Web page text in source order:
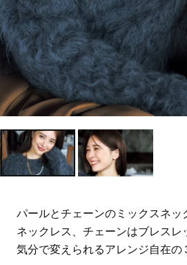
パールとチェーンのミックスネッ
ネックレス、チェーンはブレスレ
気分で変えられるアレンジ自在の